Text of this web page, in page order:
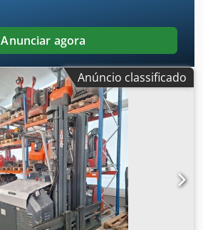
Anunciar agora
Anúncio classificado